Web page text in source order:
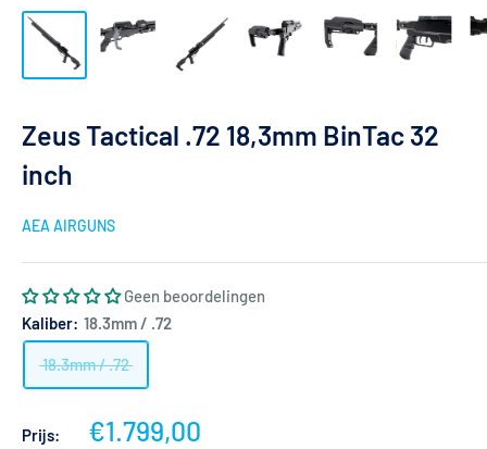
Zeus Tactical .72 18,3mm BinTac 32
inch
AEA AIRGUNS
Geen beoordelingen
Kaliber: 18.3mm / .72
18.3mm / .72
Prijs: Actieprijs
€1.799,00